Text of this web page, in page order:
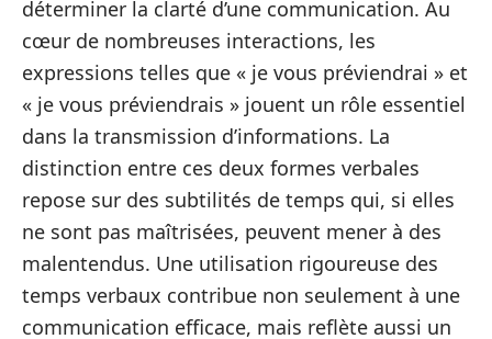
déterminer la clarté d’une communication. Au
cœur de nombreuses interactions, les
expressions telles que « je vous préviendrai » et
« je vous préviendrais » jouent un rôle essentiel
dans la transmission d’informations. La
distinction entre ces deux formes verbales
repose sur des subtilités de temps qui, si elles
ne sont pas maîtrisées, peuvent mener à des
malentendus. Une utilisation rigoureuse des
temps verbaux contribue non seulement à une
communication efficace, mais reflète aussi un